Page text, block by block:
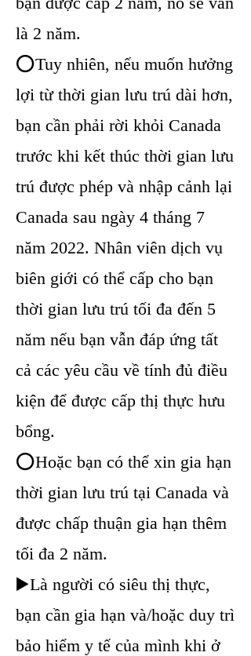
là 2 năm.
⭕Tuy nhiên, nếu muốn hưởng
lợi từ thời gian lưu trú dài hơn,
bạn cần phải rời khỏi Canada
trước khi kết thúc thời gian lưu
trú được phép và nhập cảnh lại
Canada sau ngày 4 tháng 7
năm 2022. Nhân viên dịch vụ
biên giới có thể cấp cho bạn
thời gian lưu trú tối đa đến 5
năm nếu bạn vẫn đáp ứng tất
cả các yêu cầu về tính đủ điều
kiện để được cấp thị thực hưu
bổng.
⭕Hoặc bạn có thể xin gia hạn
thời gian lưu trú tại Canada và
được chấp thuận gia hạn thêm
tối đa 2 năm.
▶️Là người có siêu thị thực,
bạn cần gia hạn và/hoặc duy trì
bảo hiểm y tế của mình khi ở